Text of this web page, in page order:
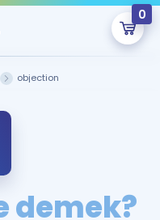
0
Boş.
onlarca eğitim seni
objection
demek?